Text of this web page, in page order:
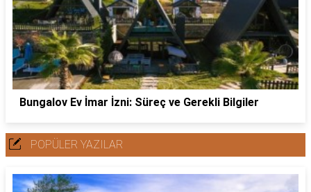
Bungalov Ev İmar İzni: Süreç ve Gerekli Bilgiler
POPÜLER YAZILAR